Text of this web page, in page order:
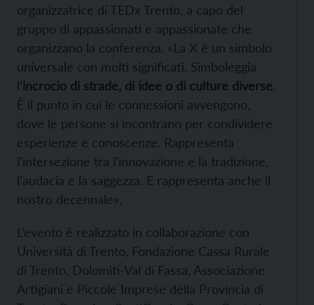
organizzatrice di TEDx Trento, a capo del
gruppo di appassionati e appassionate che
organizzano la conferenza. «La X è un simbolo
universale con molti significati. Simboleggia
l’incrocio di strade, di idee o di culture diverse.
È il punto in cui le connessioni avvengono,
dove le persone si incontrano per condividere
esperienze e conoscenze. Rappresenta
l’intersezione tra l’innovazione e la tradizione,
l’audacia e la saggezza. E rappresenta anche il
nostro decennale».
L’evento è realizzato in collaborazione con
Università di Trento, Fondazione Cassa Rurale
di Trento, Dolomiti-Val di Fassa, Associazione
Artigiani e Piccole Imprese della Provincia di